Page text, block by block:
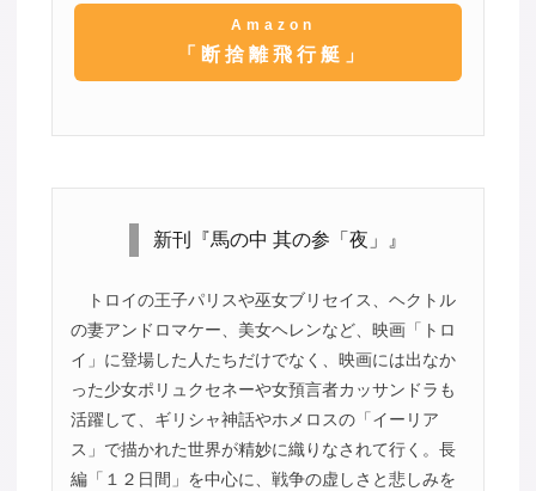
Amazon
「断捨離飛行艇」
新刊『馬の中 其の参「夜」』
トロイの王子パリスや巫女ブリセイス、ヘクトル
の妻アンドロマケー、美女ヘレンなど、映画「トロ
イ」に登場した人たちだけでなく、映画には出なか
った少女ポリュクセネーや女預言者カッサンドラも
活躍して、ギリシャ神話やホメロスの「イーリア
ス」で描かれた世界が精妙に織りなされて行く。長
編「１２日間」を中心に、戦争の虚しさと悲しみを